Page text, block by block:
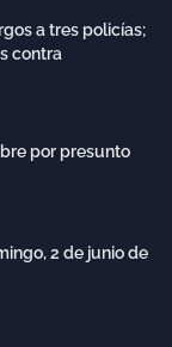
a tres policías;
contra
por presunto
2 de junio de